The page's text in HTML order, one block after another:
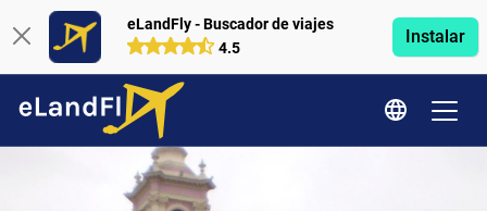
eLandFly - Buscador de viajes
4.5
Instalar